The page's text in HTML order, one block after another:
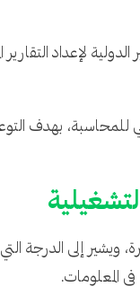
للمحاسبة، بهدف
إلى الدرجة
المعلومات.